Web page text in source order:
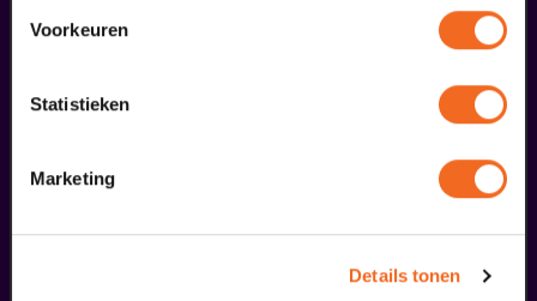
Voorkeuren
Statistieken
Marketing
Details tonen